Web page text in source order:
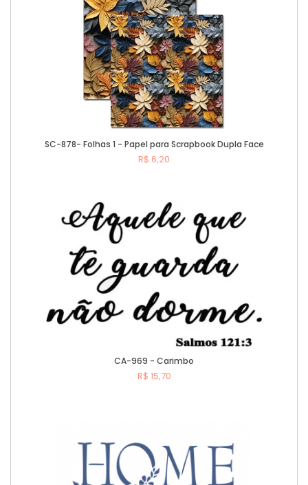
SC-878- Folhas 1 - Papel para Scrapbook Dupla Face
R$ 6,20
CA-969 - Carimbo
R$ 15,70